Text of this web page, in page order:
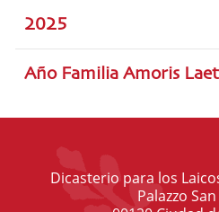
2025
Año Familia Amoris
Dicasterio para los
Palazzo